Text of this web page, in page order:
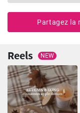
Partagez la
Reels NEW